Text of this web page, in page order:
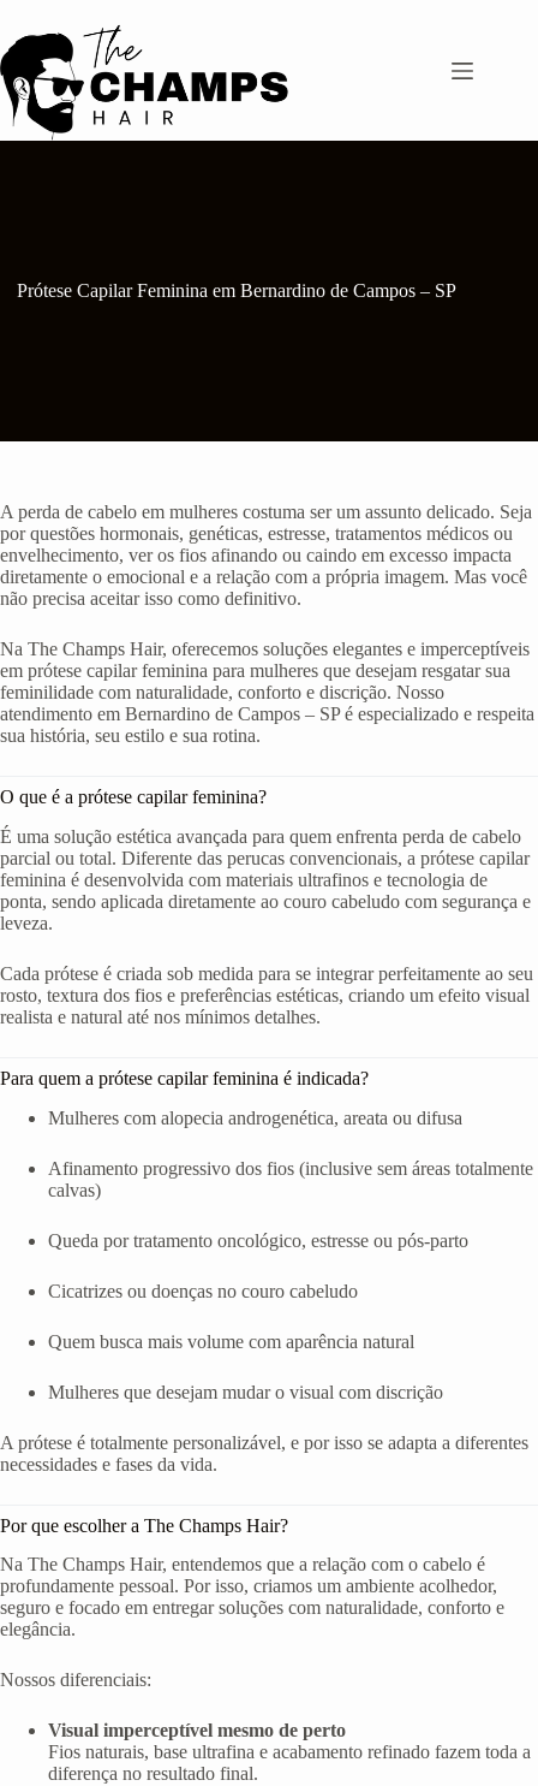
para
o
conteúdo
Prótese Capilar Feminina em Bernardino de Campos – SP
A perda de cabelo em mulheres costuma ser um assunto delicado. Seja
por questões hormonais, genéticas, estresse, tratamentos médicos ou
envelhecimento, ver os fios afinando ou caindo em excesso impacta
diretamente o emocional e a relação com a própria imagem. Mas você
não precisa aceitar isso como definitivo.
Na The Champs Hair, oferecemos soluções elegantes e imperceptíveis
em prótese capilar feminina para mulheres que desejam resgatar sua
feminilidade com naturalidade, conforto e discrição. Nosso
atendimento em Bernardino de Campos – SP é especializado e respeita
sua história, seu estilo e sua rotina.
O que é a prótese capilar feminina?
É uma solução estética avançada para quem enfrenta perda de cabelo
parcial ou total. Diferente das perucas convencionais, a prótese capilar
feminina é desenvolvida com materiais ultrafinos e tecnologia de
ponta, sendo aplicada diretamente ao couro cabeludo com segurança e
leveza.
Cada prótese é criada sob medida para se integrar perfeitamente ao seu
rosto, textura dos fios e preferências estéticas, criando um efeito visual
realista e natural até nos mínimos detalhes.
Para quem a prótese capilar feminina é indicada?
Mulheres com alopecia androgenética, areata ou difusa
Afinamento progressivo dos fios (inclusive sem áreas totalmente
calvas)
Queda por tratamento oncológico, estresse ou pós-parto
Cicatrizes ou doenças no couro cabeludo
Quem busca mais volume com aparência natural
Mulheres que desejam mudar o visual com discrição
A prótese é totalmente personalizável, e por isso se adapta a diferentes
necessidades e fases da vida.
Por que escolher a The Champs Hair?
Na The Champs Hair, entendemos que a relação com o cabelo é
profundamente pessoal. Por isso, criamos um ambiente acolhedor,
seguro e focado em entregar soluções com naturalidade, conforto e
elegância.
Nossos diferenciais:
Visual imperceptível mesmo de perto
Fios naturais, base ultrafina e acabamento refinado fazem toda a
diferença no resultado final.